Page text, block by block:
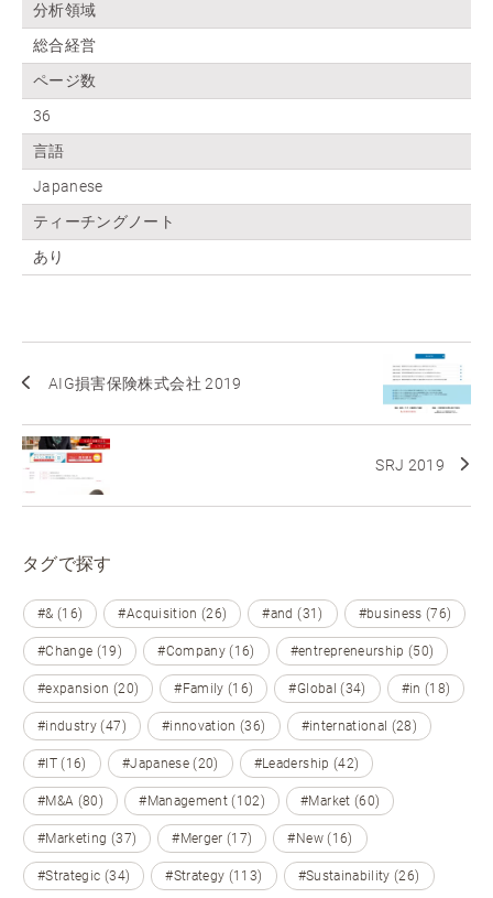
分析領域
総合経営
ページ数
36
言語
Japanese
ティーチングノート
あり
AIG損害保険株式会社 2019
SRJ 2019
タグで探す
#& (16) #Acquisition (26) #and (31) #business (76)
#Change (19) #Company (16) #entrepreneurship (50)
#expansion (20) #Family (16) #Global (34) #in (18)
#industry (47) #innovation (36) #international (28)
#IT (16) #Japanese (20) #Leadership (42)
#M&A (80) #Management (102) #Market (60)
#Marketing (37) #Merger (17) #New (16)
#Strategic (34) #Strategy (113) #Sustainability (26)